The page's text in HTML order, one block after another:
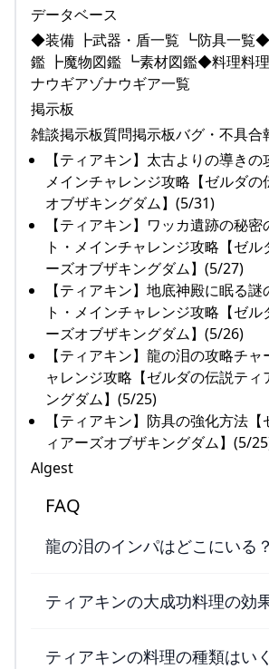
データベース
◆装備 ┣武器・盾一覧 ┗防具一覧
鑑 ┣魔物図鑑 ┗素材図鑑◆料理料
ナウギアゾナウギア一覧
掲示板
雑談掲示板質問掲示板バグ・不具合
【ティアキン】太古よりの導きの
メインチャレンジ攻略【ゼルダの
オブザキングダム】(5/31)
【ティアキン】ワッカ遺跡の秘
ト・メインチャレンジ攻略【ゼ
ーズオブザキングダム】(5/27)
【ティアキン】地底神殿に眠る
ト・メインチャレンジ攻略【ゼ
ーズオブザキングダム】(5/26)
【ティアキン】龍の泪の攻略チ
ャレンジ攻略【ゼルダの伝説ティ
ングダム】(5/25)
【ティアキン】防具の強化方法
ィアーズオブザキングダム】(5/
Algest
FAQ
龍の泪のインパはどこにいる？
ティアキンの大成功料理の効
ティアキンの料理の種類はい